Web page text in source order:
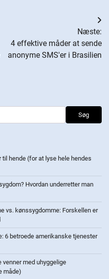
Næste:
4 effektive måder at sende
anonyme SMS'er i Brasilien
Søg
hende (for at lyse hele hendes
Hvordan underretter man
vs. kønssygdomme: Forskellen er
6 betroede amerikanske tjenester
venner med uhyggelige
måde)